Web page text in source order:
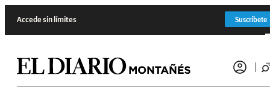
Accede sin límites Suscríbete